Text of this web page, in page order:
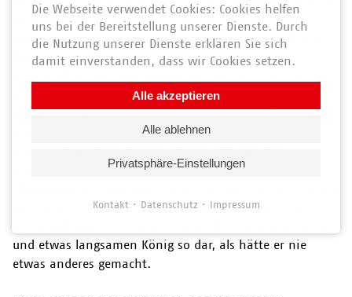
ist als Teamleiter in der Einrichtung tätig und hatte für
das Projekt einmal mehr den organisatorischen Hut auf.
Während also die Hobbyschauspieler die Kostüme
Mal an den Textpassagen feilten, harrten die Zuschauer
bereits erwartungsvoll im vollbesetzten Saal. Die
Geschichte handelt vom Traumfresserchen, einem
Albträume der Bewohner frisst. Die Rolle schien dem
wie Laura (12), die in die Rolle der eitlen Prinzessin
und etwas langsamen König so dar, als hätte er nie
etwas anderes gemacht.
Die Webseite verwendet Cookies: Cookies helfen
uns bei der Bereitstellung unserer Dienste. Durch
die Nutzung unserer Dienste erklären Sie sich
damit einverstanden, dass wir Cookies setzen.
Alle akzeptieren
Alle ablehnen
Privatsphäre-Einstellungen
Kontakt Datenschutz Impressum